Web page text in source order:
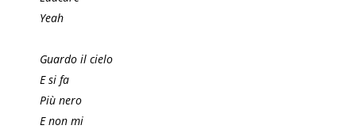
Yeah
Guardo il cielo
E si fa
Più nero
E non mi